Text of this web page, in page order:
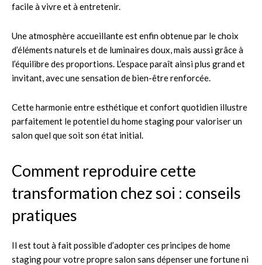
facile à vivre et à entretenir.
Une atmosphère accueillante est enfin obtenue par le choix
d’éléments naturels et de luminaires doux, mais aussi grâce à
l’équilibre des proportions. L’espace paraît ainsi plus grand et
invitant, avec une sensation de bien-être renforcée.
Cette harmonie entre esthétique et confort quotidien illustre
parfaitement le potentiel du home staging pour valoriser un
salon quel que soit son état initial.
Comment reproduire cette
transformation chez soi : conseils
pratiques
Il est tout à fait possible d’adopter ces principes de home
staging pour votre propre salon sans dépenser une fortune ni